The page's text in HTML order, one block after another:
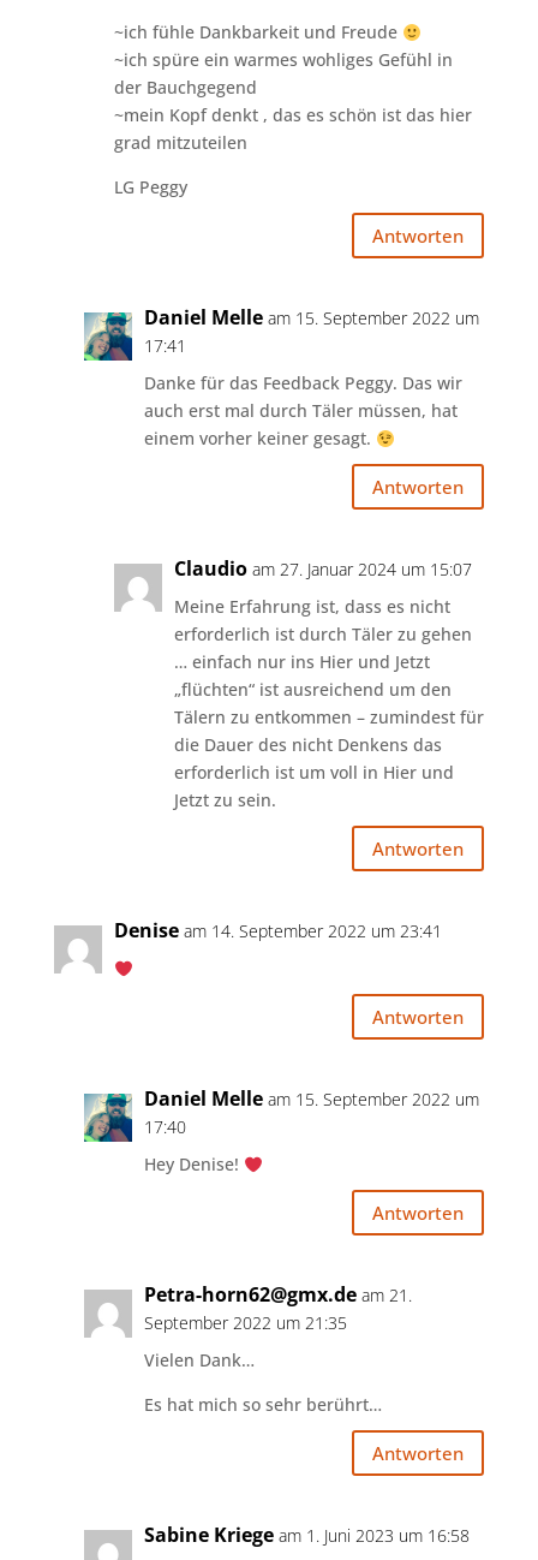
~ich fühle Dankbarkeit und Freude
~ich spüre ein warmes wohliges Gefühl in
der Bauchgegend
~mein Kopf denkt , das es schön ist das hier
grad mitzuteilen
LG Peggy
Antworten
Daniel Melle am 15. September 2022 um
17:41
Danke für das Feedback Peggy. Das wir
auch erst mal durch Täler müssen, hat
einem vorher keiner gesagt.
Antworten
Claudio am 27. Januar 2024 um 15:07
Meine Erfahrung ist, dass es nicht
erforderlich ist durch Täler zu gehen
… einfach nur ins Hier und Jetzt
„flüchten“ ist ausreichend um den
Tälern zu entkommen – zumindest für
die Dauer des nicht Denkens das
erforderlich ist um voll in Hier und
Jetzt zu sein.
Antworten
Denise am 14. September 2022 um 23:41
Antworten
Daniel Melle am 15. September 2022 um
17:40
Hey Denise!
Antworten
Petra-horn62@gmx.de am 21.
September 2022 um 21:35
Vielen Dank…
Es hat mich so sehr berührt…
Antworten
Sabine Kriege am 1. Juni 2023 um 16:58